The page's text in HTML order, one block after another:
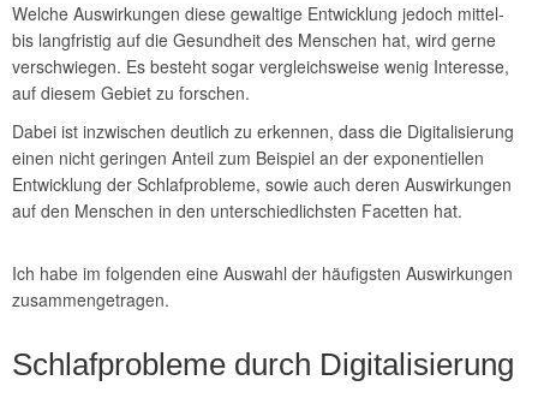
Welche Auswirkungen diese gewaltige Entwicklung jedoch mittel-
bis langfristig auf die Gesundheit des Menschen hat, wird gerne
verschwiegen. Es besteht sogar vergleichsweise wenig Interesse,
auf diesem Gebiet zu forschen.
Dabei ist inzwischen deutlich zu erkennen, dass die Digitalisierung
einen nicht geringen Anteil zum Beispiel an der exponentiellen
Entwicklung der Schlafprobleme, sowie auch deren Auswirkungen
auf den Menschen in den unterschiedlichsten Facetten hat.
Ich habe im folgenden eine Auswahl der häufigsten Auswirkungen
zusammengetragen.
Schlafprobleme durch Digitalisierung